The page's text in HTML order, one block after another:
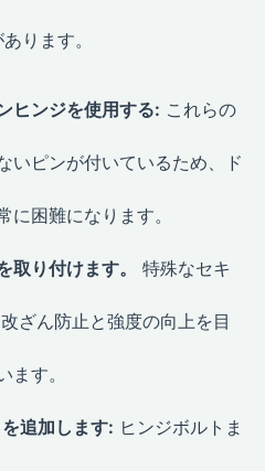
ります。
ヒンジを使用する: これらの
いピンが付いているため、ド
に困難になります。
取り付けます。 特殊なセキ
ざん防止と強度の向上を目
ます。
追加します: ヒンジボルトま